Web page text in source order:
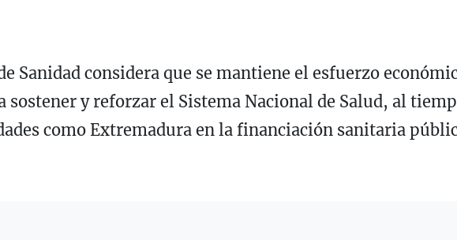
Sanidad considera que se mantiene el esfuerzo
y reforzar el Sistema Nacional de Salud, al
como Extremadura en la financiación sanitaria